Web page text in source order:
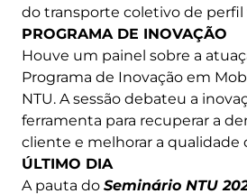
do transporte coletivo de perfil
PROGRAMA DE INOVAÇÃO
Houve um painel sobre a
Programa de Inovação em
NTU. A sessão debateu a
ferramenta para recuperar a
cliente e melhorar a qualidade
ÚLTIMO DIA
A pauta do Seminário NTU